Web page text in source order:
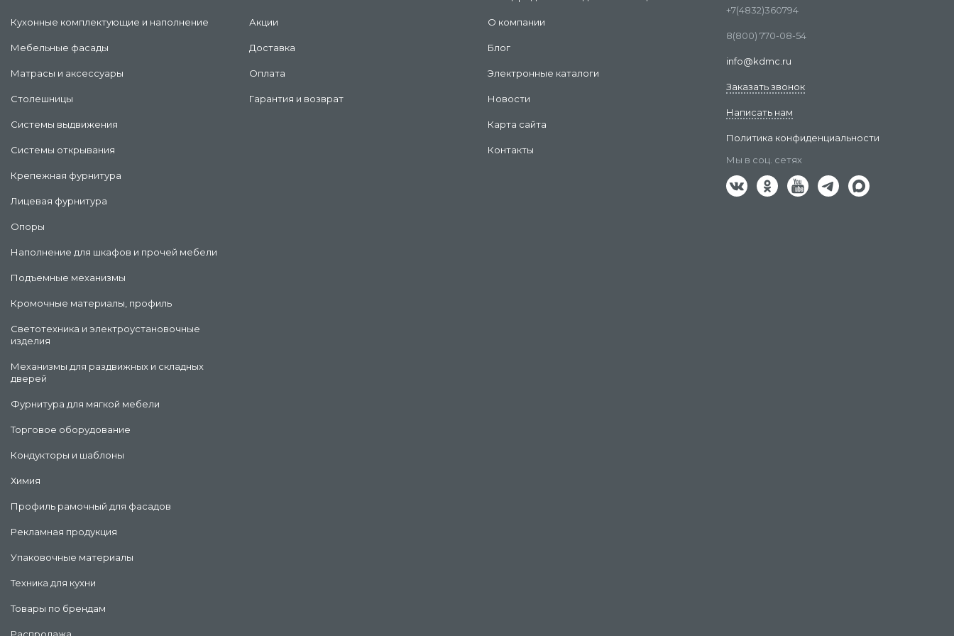
Кухонные комплектующие и наполнение
Мебельные фасады
Матрасы и аксессуары
Столешницы
Системы выдвижения
Системы открывания
Крепежная фурнитура
Лицевая фурнитура
Опоры
Наполнение для шкафов и прочей мебели
Подъемные механизмы
Кромочные материалы, профиль
Светотехника и электроустановочные
изделия
Механизмы для раздвижных и складных
дверей
Фурнитура для мягкой мебели
Торговое оборудование
Кондукторы и шаблоны
Химия
Профиль рамочный для фасадов
Рекламная продукция
Упаковочные материалы
Техника для кухни
Товары по брендам
Акции
Доставка
Оплата
Гарантия и возврат
О компании
Блог
Электронные каталоги
Новости
Карта сайта
Контакты
+7(4832)360794
8(800) 770-08-54
info@kdmc.ru
Заказать звонок
Написать нам
Политика конфиденциальности
Мы в соц. сетях